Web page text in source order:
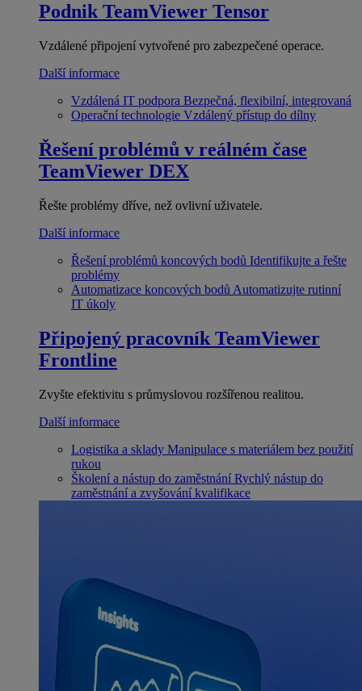
Podnik TeamViewer Tensor
Vzdálené připojení vytvořené pro zabezpečené operace.
Další informace
Vzdálená IT podpora Bezpečná, flexibilní, integrovaná
Operační technologie Vzdálený přístup do dílny
Řešení problémů v reálném čase
TeamViewer DEX
Řešte problémy dříve, než ovlivní uživatele.
Další informace
Řešení problémů koncových bodů Identifikujte a řešte
problémy
Automatizace koncových bodů Automatizujte rutinní
IT úkoly
Připojený pracovník TeamViewer
Frontline
Zvyšte efektivitu s průmyslovou rozšířenou realitou.
Další informace
Logistika a sklady Manipulace s materiálem bez použití
rukou
Školení a nástup do zaměstnání Rychlý nástup do
zaměstnání a zvyšování kvalifikace